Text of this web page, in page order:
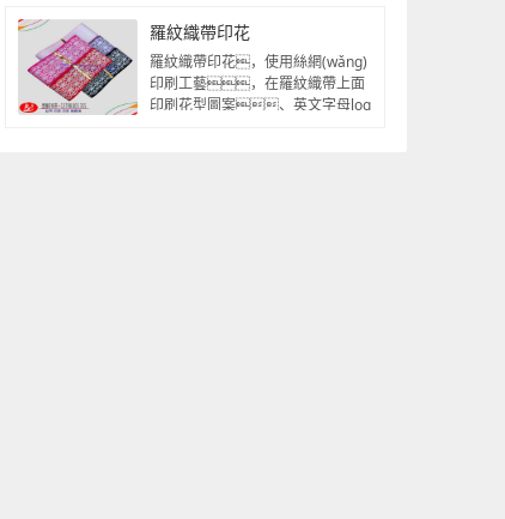
羅紋織帶印花
羅紋織帶印花，使用絲網(wǎng)
印刷工藝，在羅紋織帶上面
印刷花型圖案、英文字母log